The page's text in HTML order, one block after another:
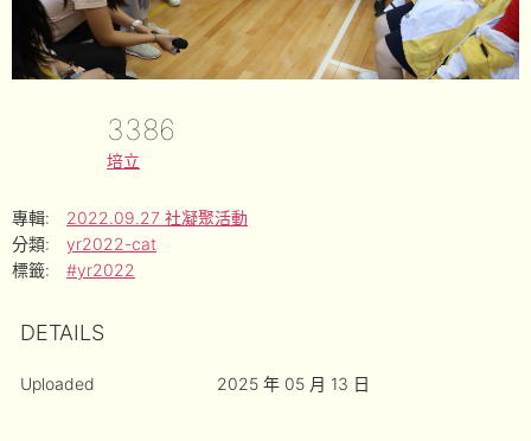
3386
培立
專輯:
2022.09.27 社凝聚活動
分類:
yr2022-cat
標籤:
#yr2022
DETAILS
Uploaded 2025 年 05 月 13 日